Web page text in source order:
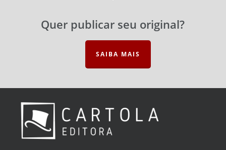
Quer publicar seu original?
SAIBA MAIS